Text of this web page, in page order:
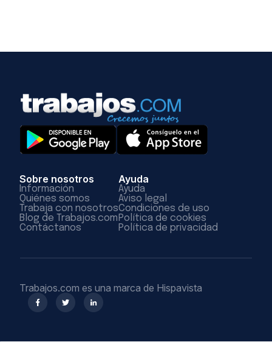
Sobre nosotros
Información
Quiénes somos
Trabaja con nosotros
Blog de Trabajos.com
Contáctanos
Ayuda
Ayuda
Aviso legal
Condiciones de uso
Política de cookies
Política de privacidad
Trabajos.com es una marca de Hispavista